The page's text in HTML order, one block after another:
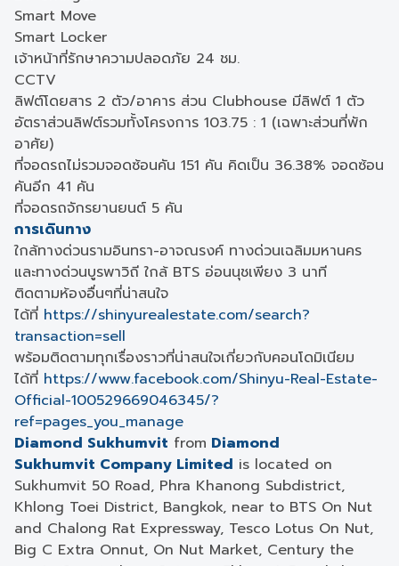
Smart Move
Smart Locker
เจ้าหน้าที่รักษาความปลอดภัย 24 ชม.
CCTV
ลิฟต์โดยสาร 2 ตัว/อาคาร ส่วน Clubhouse มีลิฟต์ 1 ตัว
อัตราส่วนลิฟต์รวมทั้งโครงการ 103.75 : 1 (เฉพาะส่วนที่พัก
อาศัย)
ที่จอดรถไม่รวมจอดซ้อนคัน 151 คัน คิดเป็น 36.38% จอดซ้อน
คันอีก 41 คัน
ที่จอดรถจักรยานยนต์ 5 คัน
การเดินทาง
ใกล้ทางด่วนรามอินทรา-อาจณรงค์ ทางด่วนเฉลิมมหานคร
และทางด่วนบูรพาวิถี ใกล้ BTS อ่อนนุชเพียง 3 นาที
ติดตามห้องอื่นๆที่น่าสนใจ
ได้ที่ https://shinyurealestate.com/search?
transaction=sell
พร้อมติดตามทุกเรื่องราวที่น่าสนใจเกี่ยวกับคอนโดมิเนียม
ได้ที่ https://www.facebook.com/Shinyu-Real-Estate-
Official-100529669046345/?
ref=pages_you_manage
Diamond Sukhumvit from Diamond
Sukhumvit Company Limited is located on
Sukhumvit 50 Road, Phra Khanong Subdistrict,
Khlong Toei District, Bangkok, near to BTS On Nut
and Chalong Rat Expressway, Tesco Lotus On Nut,
Big C Extra Onnut, On Nut Market, Century the